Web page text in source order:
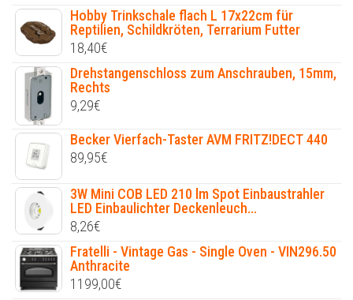
Hobby Trinkschale flach L 17x22cm für
Reptilien, Schildkröten, Terrarium Futter
18,40€
Drehstangenschloss zum Anschrauben, 15mm,
Rechts
9,29€
Becker Vierfach-Taster AVM FRITZ!DECT 440
89,95€
3W Mini COB LED 210 lm Spot Einbaustrahler
LED Einbaulichter Deckenleuch...
8,26€
Fratelli - Vintage Gas - Single Oven - VIN296.50
Anthracite
1199,00€